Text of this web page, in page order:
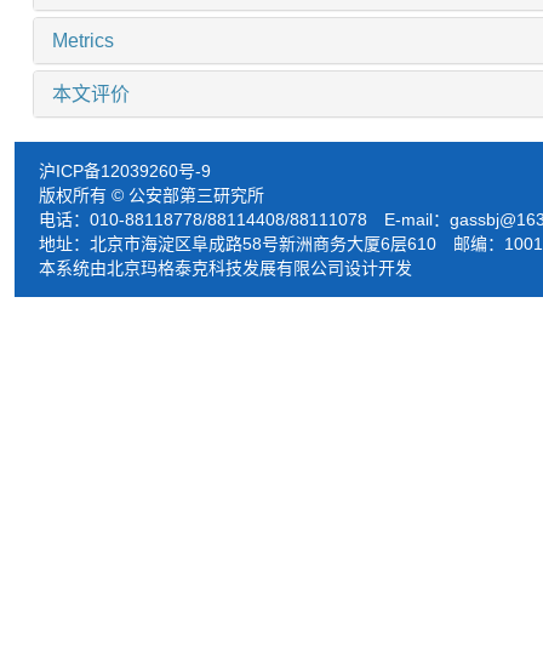
Metrics
本文评价
沪ICP备12039260号-9
版权所有 © 公安部第三研究所
电话：010-88118778/88114408/88111078 E-mail：
地址：北京市海淀区阜成路58号新洲商务大厦6层610 邮编：
本系统由北京玛格泰克科技发展有限公司设计开发